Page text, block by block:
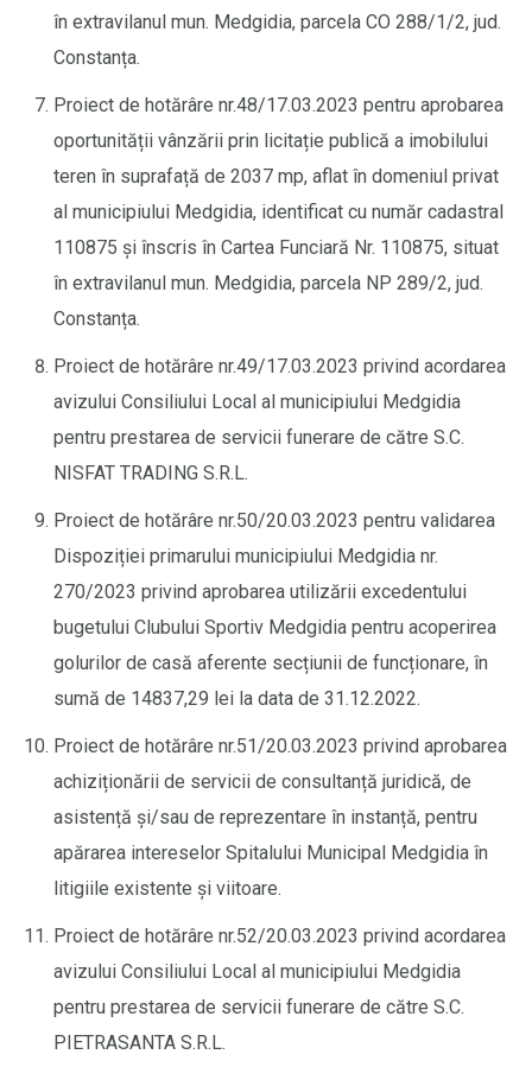
în extravilanul mun. Medgidia, parcela CO 288/1/2, jud.
Constanța.
Proiect de hotărâre nr.48/17.03.2023 pentru aprobarea
oportunității vânzării prin licitație publică a imobilului
teren în suprafață de 2037 mp, aflat în domeniul privat
al municipiului Medgidia, identificat cu număr cadastral
110875 și înscris în Cartea Funciară Nr. 110875, situat
în extravilanul mun. Medgidia, parcela NP 289/2, jud.
Constanța.
Proiect de hotărâre nr.49/17.03.2023 privind acordarea
avizului Consiliului Local al municipiului Medgidia
pentru prestarea de servicii funerare de către S.C.
NISFAT TRADING S.R.L.
Proiect de hotărâre nr.50/20.03.2023 pentru validarea
Dispoziției primarului municipiului Medgidia nr.
270/2023 privind aprobarea utilizării excedentului
bugetului Clubului Sportiv Medgidia pentru acoperirea
golurilor de casă aferente secțiunii de funcționare, în
sumă de 14837,29 lei la data de 31.12.2022.
Proiect de hotărâre nr.51/20.03.2023 privind aprobarea
achiziționării de servicii de consultanță juridică, de
asistență și/sau de reprezentare în instanță, pentru
apărarea intereselor Spitalului Municipal Medgidia în
litigiile existente și viitoare.
Proiect de hotărâre nr.52/20.03.2023 privind acordarea
avizului Consiliului Local al municipiului Medgidia
pentru prestarea de servicii funerare de către S.C.
PIETRASANTA S.R.L.